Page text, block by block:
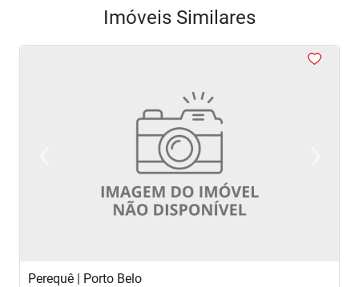
Imóveis Similares
Perequê | Porto Belo